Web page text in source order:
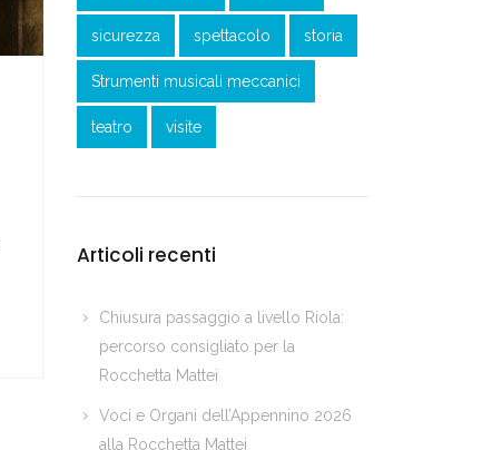
sicurezza spettacolo storia
Strumenti musicali meccanici
teatro visite
Articoli recenti
Chiusura passaggio a livello Riola:
percorso consigliato per la
Rocchetta Mattei
Voci e Organi dell’Appennino 2026
alla Rocchetta Mattei